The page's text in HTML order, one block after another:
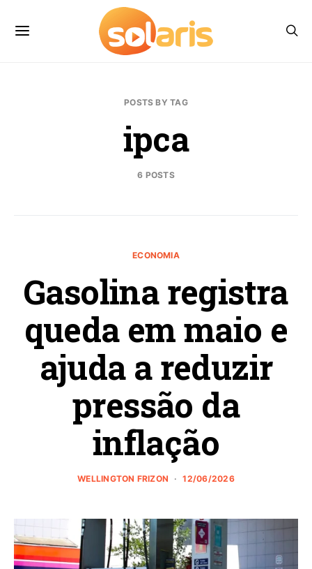
POSTS BY TAG
ipca
6 POSTS
ECONOMIA
Gasolina registra
queda em maio e
ajuda a reduzir
pressão da
inflação
WELLINGTON FRIZON 12/06/2026